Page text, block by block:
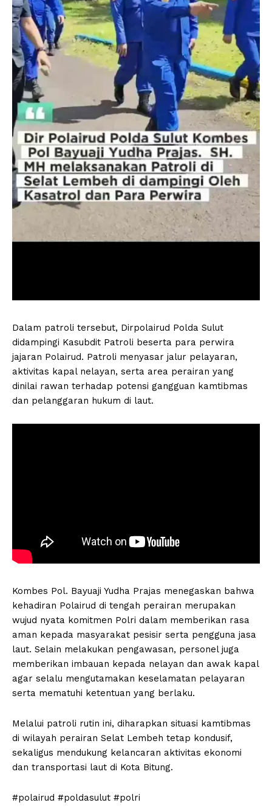
Dalam patroli tersebut, Dirpolairud Polda Sulut
didampingi Kasubdit Patroli beserta para perwira
jajaran Polairud. Patroli menyasar jalur pelayaran,
aktivitas kapal nelayan, serta area perairan yang
dinilai rawan terhadap potensi gangguan kamtibmas
dan pelanggaran hukum di laut.
Kombes Pol. Bayuaji Yudha Prajas menegaskan bahwa
kehadiran Polairud di tengah perairan merupakan
wujud nyata komitmen Polri dalam memberikan rasa
aman kepada masyarakat pesisir serta pengguna jasa
laut. Selain melakukan pengawasan, personel juga
memberikan imbauan kepada nelayan dan awak kapal
agar selalu mengutamakan keselamatan pelayaran
serta mematuhi ketentuan yang berlaku.
Melalui patroli rutin ini, diharapkan situasi kamtibmas
di wilayah perairan Selat Lembeh tetap kondusif,
sekaligus mendukung kelancaran aktivitas ekonomi
dan transportasi laut di Kota Bitung.
#polairud #poldasulut #polri